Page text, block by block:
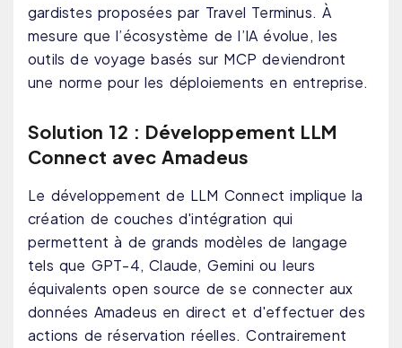
gardistes proposées par Travel Terminus. À
mesure que l’écosystème de l’IA évolue, les
outils de voyage basés sur MCP deviendront
une norme pour les déploiements en entreprise.
Solution 12 : Développement LLM
Connect avec Amadeus
Le développement de LLM Connect implique la
création de couches d'intégration qui
permettent à de grands modèles de langage
tels que GPT-4, Claude, Gemini ou leurs
équivalents open source de se connecter aux
données Amadeus en direct et d'effectuer des
actions de réservation réelles. Contrairement